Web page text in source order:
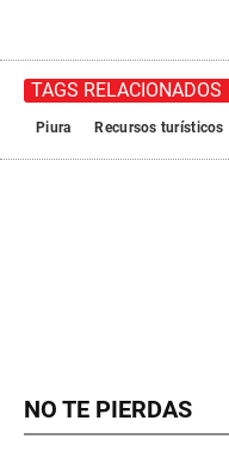
NO TE PIERDAS